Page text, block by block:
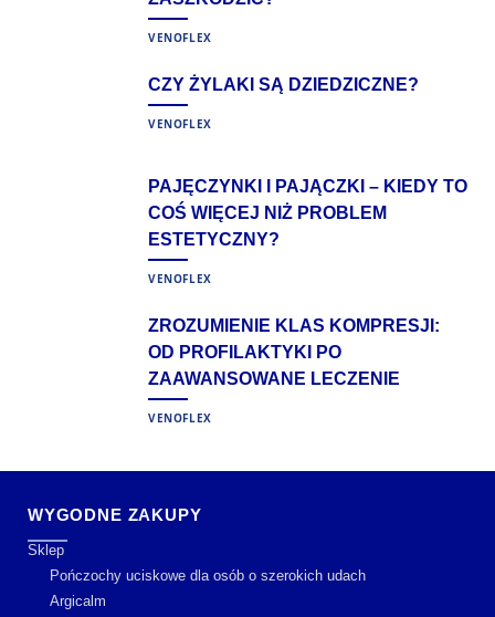
VENOFLEX
CZY ŻYLAKI SĄ DZIEDZICZNE?
VENOFLEX
PAJĘCZYNKI I PAJĄCZKI – KIEDY TO
COŚ WIĘCEJ NIŻ PROBLEM
ESTETYCZNY?
VENOFLEX
ZROZUMIENIE KLAS KOMPRESJI:
OD PROFILAKTYKI PO
ZAAWANSOWANE LECZENIE
VENOFLEX
WYGODNE ZAKUPY
Sklep
Pończochy uciskowe dla osób o szerokich udach
Argicalm